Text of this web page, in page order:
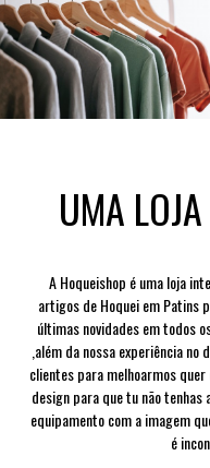
UMA
A Hoqueishop é uma loja
artigos de Hoquei em Patins
últimas novidades em todos
,além da nossa experiência no
clientes para melhoarmos
design para que tu não
equipamento com a imagem
é